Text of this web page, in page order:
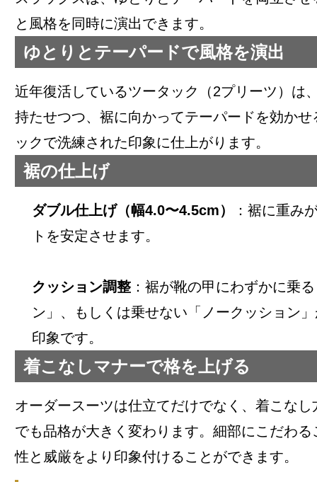
と風格を同時に演出できます。
ゆとりとテーパードで風格を演出
近年復活しているツータック（2プリーツ）は
持たせつつ、裾に向かってテーパードを効か
ックで洗練された印象に仕上がります。
裾の仕上げ
ダブル仕上げ（幅4.0〜4.5cm）
：裾に重み
トを安定させます。
クッション調整：裾が靴の甲にわずかに乗
ン」、もしくは乗せない「ノークッション
印象です。
着こなしマナーで格を上げる
オーダースーツは仕立てだけでなく、着こな
でも品格が大きく変わります。細部にこだわ
性と威厳をより印象付けることができます。